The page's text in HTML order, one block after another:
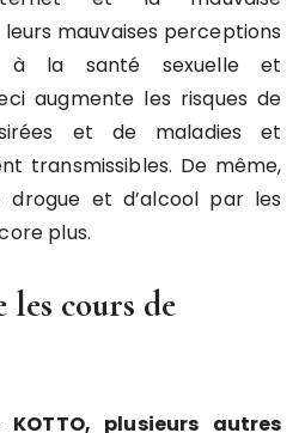
mauvaises perceptions
à la santé sexuelle et
augmente les risques de
et de maladies et
transmissibles. De même,
et d’alcool par les
plus.
les cours de
plusieurs autres